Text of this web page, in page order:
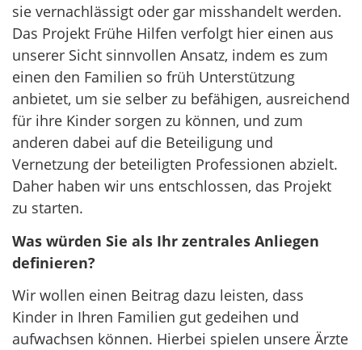
sie vernachlässigt oder gar misshandelt werden.
Das Projekt Frühe Hilfen verfolgt hier einen aus
unserer Sicht sinnvollen Ansatz, indem es zum
einen den Familien so früh Unterstützung
anbietet, um sie selber zu befähigen, ausreichend
für ihre Kinder sorgen zu können, und zum
anderen dabei auf die Beteiligung und
Vernetzung der beteiligten Professionen abzielt.
Daher haben wir uns entschlossen, das Projekt
zu starten.
Was würden Sie als Ihr zentrales Anliegen
definieren?
Wir wollen einen Beitrag dazu leisten, dass
Kinder in Ihren Familien gut gedeihen und
aufwachsen können. Hierbei spielen unsere Ärzte